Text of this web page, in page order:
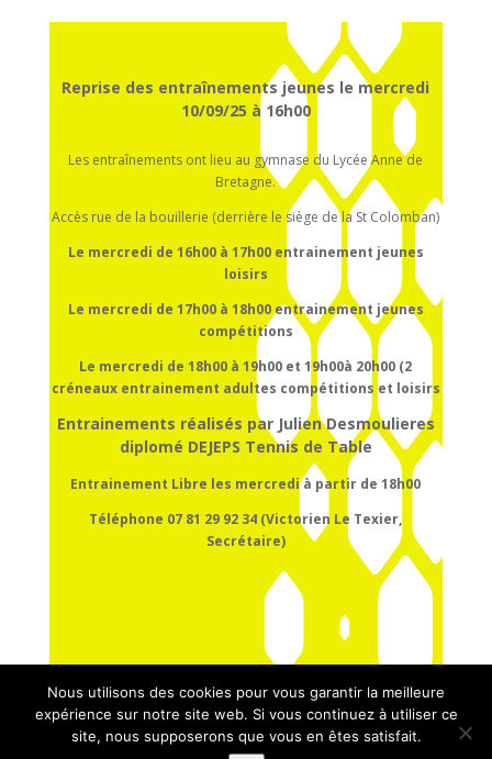
Reprise des entraînements jeunes le mercredi
10/09/25 à 16h00
Les entraînements ont lieu au gymnase du Lycée Anne de
Bretagne.
Accès rue de la bouillerie (derrière le siège de la St Colomban)
Le mercredi de 16h00 à 17h00 entrainement jeunes
loisirs
Le mercredi de 17h00 à 18h00entrainement jeunes
compétitions
Le mercredi de 18h00 à 19h00 et 19h00à 20h00 (2
créneaux entrainement adultes compétitions et loisirs
Entrainements réalisés par Julien Desmoulieres
diplomé DEJEPS Tennis de Table
Entrainement Libre les mercredi à partir de 18h00
Téléphone 07 81 29 92 34 (Victorien Le Texier,
Secrétaire)
Nous utilisons des cookies pour vous garantir la meilleure
expérience sur notre site web. Si vous continuez à utiliser ce
site, nous supposerons que vous en êtes satisfait.